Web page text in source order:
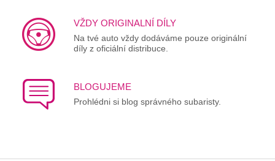
VŽDY ORIGINALNÍ DÍLY
Na tvé auto vždy dodáváme pouze originální
díly z oficiální distribuce.
BLOGUJEME
Prohlédni si blog správného subaristy.